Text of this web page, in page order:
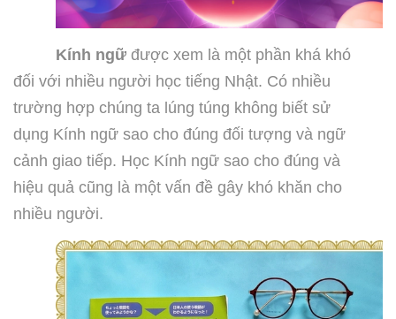
Kính ngữ được xem là một phần khá khó
đối với nhiều người học tiếng Nhật. Có nhiều
trường hợp chúng ta lúng túng không biết sử
dụng Kính ngữ sao cho đúng đối tượng và ngữ
cảnh giao tiếp. Học Kính ngữ sao cho đúng và
hiệu quả cũng là một vấn đề gây khó khăn cho
nhiều người.